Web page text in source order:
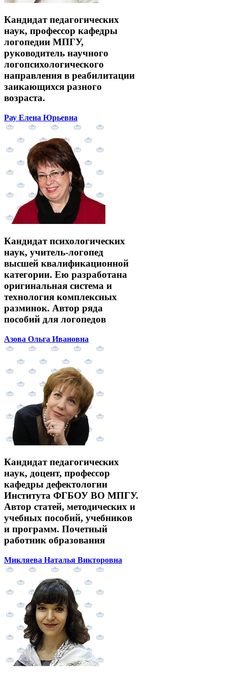
Кандидат педагогических
наук, профессор кафедры
логопедии МПГУ,
руководитель научного
логопсихологического
направления в реабилитации
заикающихся разного
возраста.
Рау Елена Юрьевна
Кандидат психологических
наук, учитель-логопед
высшей квалификационной
категории. Ею разработана
оригинальная система и
технология комплексных
разминок. Автор ряда
пособий для логопедов
Азова Ольга Ивановна
Кандидат педагогических
наук, доцент, профессор
кафедры дефектологии
Института ФГБОУ ВО МПГУ.
Автор статей, методических и
учебных пособий, учебников
и программ. Почетный
работник образования
Микляева Наталья Викторовна